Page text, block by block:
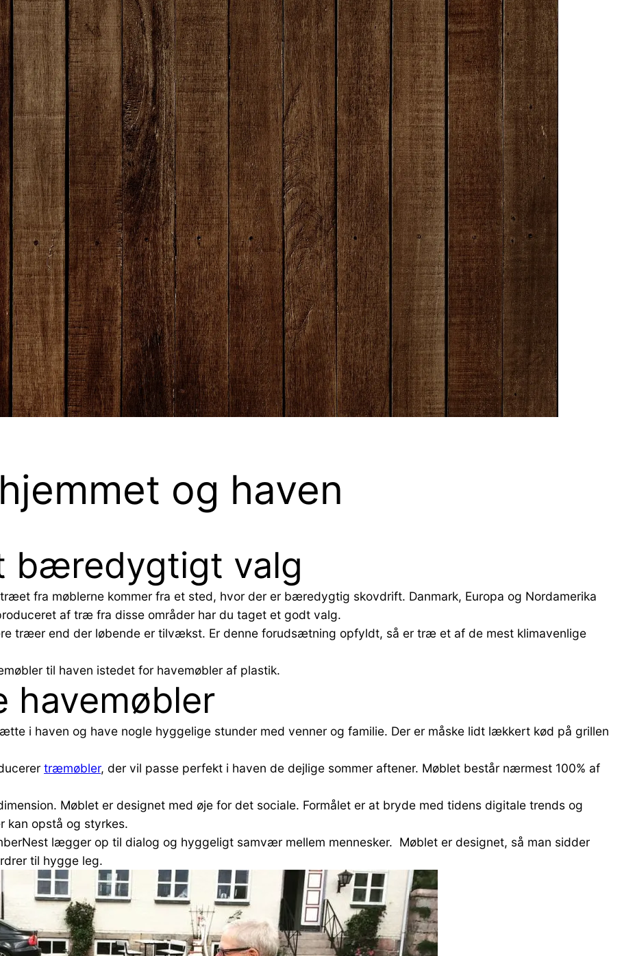
og haven
bæredygtigt valg
fra møblerne kommer fra et sted, hvor der er bæredygtig skovdrift. Danmark, Europa og Nordamerika
af træ fra disse områder har du taget et godt valg.
træer end der løbende er tilvækst. Er denne forudsætning opfyldt, så er træ et af de mest klimavenlige
til haven istedet for havemøbler af plastik.
havemøbler
i haven og have nogle hyggelige stunder med venner og familie. Der er måske lidt lækkert kød på grillen
træmøbler, der vil passe perfekt i haven de dejlige sommer aftener. Møblet består nærmest 100% af
Møblet er designet med øje for det sociale. Formålet er at bryde med tidens digitale trends og
kan opstå og styrkes.
lægger op til dialog og hyggeligt samvær mellem mennesker. Møblet er designet, så man sidder
til hygge leg.